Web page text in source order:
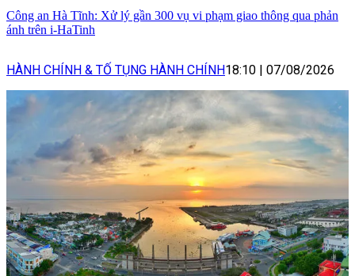
Công an Hà Tĩnh: Xử lý gần 300 vụ vi phạm giao thông qua phản
ánh trên i-HaTinh
HÀNH CHÍNH & TỐ TỤNG HÀNH CHÍNH18:10 07/08/2026